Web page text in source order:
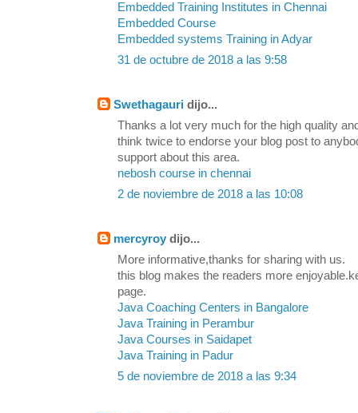
Embedded Training Institutes in Chennai
Embedded Course
Embedded systems Training in Adyar
31 de octubre de 2018 a las 9:58
Swethagauri dijo...
Thanks a lot very much for the high quality
think twice to endorse your blog post to
support about this area.
nebosh course in chennai
2 de noviembre de 2018 a las 10:08
mercyroy dijo...
More informative,thanks for sharing with us.
this blog makes the readers more
page.
Java Coaching Centers in Bangalore
Java Training in Perambur
Java Courses in Saidapet
Java Training in Padur
5 de noviembre de 2018 a las 9:34